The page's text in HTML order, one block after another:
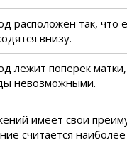
расположен так, что
внизу.
лежит поперек
невозможными.
имеет свои
считается